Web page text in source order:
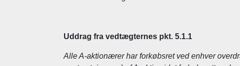
Uddrag fra vedtægternes pkt. 5.1.1
Alle A-aktionærer har forkøbsret ved enhver